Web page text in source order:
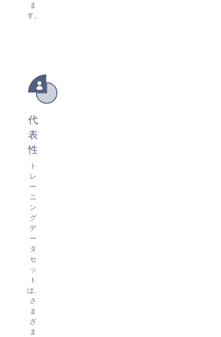
ま
す。
代
表
性
ト
レ
ー
ニ
ン
グ
デ
ー
タ
セ
ッ
ト
は、
さ
ま
ざ
ま